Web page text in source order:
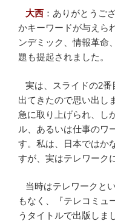
大西 ： ありがとうご
かキーワードが与えら
ンデミック、情報革命
題も提起されました。
実は、スライドの2番
出てきたので思い出し
急に取り上げられ、し
ル、あるいは仕事のワ
す。私は、日本ではか
すが、実はテレワーク
当時はテレワークと
もなく、『テレコミュ
うタイトルで出版しま